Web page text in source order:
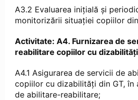
A3.2 Evaluarea inițială și
monitorizării situației copiilor
Activitate: A4. Furnizarea de
reabilitare copiilor cu
A4.1 Asigurarea de servicii de
copiilor cu dizabilități din GT, în
de abilitare-reabilitare;